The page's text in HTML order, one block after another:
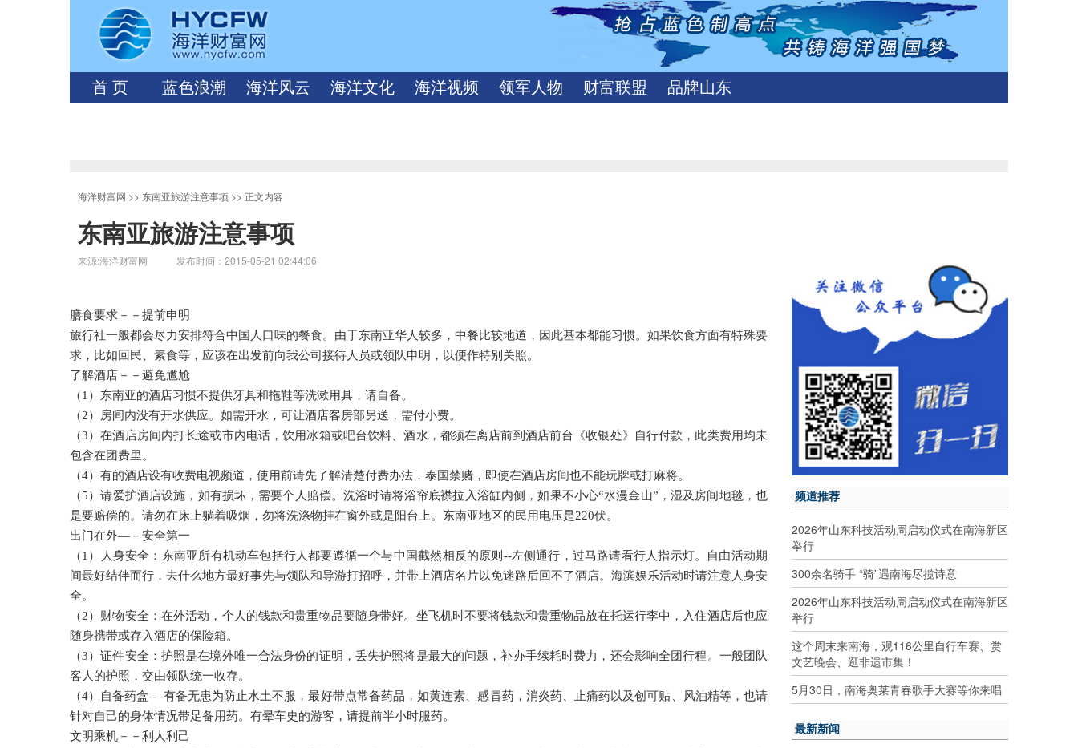
首 页 蓝色浪潮 海洋风云 海洋文化 海洋视频 领军人物 财富联盟 品牌山东
海洋财富网 >> 东南亚旅游注意事项 >> 正文内容
东南亚旅游注意事项
来源:海洋财富网 发布时间：2015-05-21 02:44:06
膳食要求－－提前申明
旅行社一般都会尽力安排符合中国人口味的餐食。由于东南亚华人较多，中餐比较地道，因此基本都能习惯。如果饮食方面有特殊要
求，比如回民、素食等，应该在出发前向我公司接待人员或领队申明，以便作特别关照。
了解酒店－－避免尴尬
（1）东南亚的酒店习惯不提供牙具和拖鞋等洗漱用具，请自备。
（2）房间内没有开水供应。如需开水，可让酒店客房部另送，需付小费。
（3）在酒店房间内打长途或市内电话，饮用冰箱或吧台饮料、酒水，都须在离店前到酒店前台《收银处》自行付款，此类费用均未
包含在团费里。
（4）有的酒店设有收费电视频道，使用前请先了解清楚付费办法，泰国禁赌，即使在酒店房间也不能玩牌或打麻将。
（5）请爱护酒店设施，如有损坏，需要个人赔偿。洗浴时请将浴帘底襟拉入浴缸内侧，如果不小心“水漫金山”，湿及房间地毯，也
是要赔偿的。请勿在床上躺着吸烟，勿将洗涤物挂在窗外或是阳台上。东南亚地区的民用电压是220伏。
出门在外―－安全第一
（1）人身安全：东南亚所有机动车包括行人都要遵循一个与中国截然相反的原则--左侧通行，过马路请看行人指示灯。自由活动期
间最好结伴而行，去什么地方最好事先与领队和导游打招呼，并带上酒店名片以免迷路后回不了酒店。海滨娱乐活动时请注意人身安
全。
（2）财物安全：在外活动，个人的钱款和贵重物品要随身带好。坐飞机时不要将钱款和贵重物品放在托运行李中，入住酒店后也应
随身携带或存入酒店的保险箱。
（3）证件安全：护照是在境外唯一合法身份的证明，丢失护照将是最大的问题，补办手续耗时费力，还会影响全团行程。一般团队
客人的护照，交由领队统一收存。
（4）自备药盒 - -有备无患为防止水土不服，最好带点常备药品，如黄连素、感冒药，消炎药、止痛药以及创可贴、风油精等，也请
针对自己的身体情况带足备用药。有晕车史的游客，请提前半小时服药。
文明乘机－－利人利己
频道推荐
2026年山东科技活动周启动仪式在南海新区
举行
300余名骑手 “骑”遇南海尽揽诗意
2026年山东科技活动周启动仪式在南海新区
举行
这个周末来南海，观116公里自行车赛、赏
文艺晚会、逛非遗市集！
5月30日，南海奥莱青春歌手大赛等你来唱
最新新闻